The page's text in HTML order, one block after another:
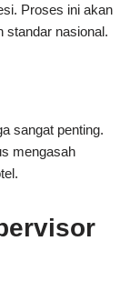
Proses ini akan
standar nasional.
sangat penting.
mengasah